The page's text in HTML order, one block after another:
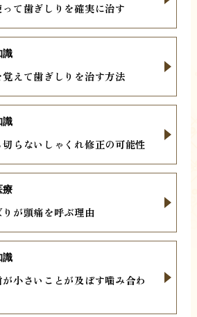
て歯ぎしりを確実に治す
えて歯ぎしりを治す方法
識
らないしゃくれ修正の可能性
識
が頭痛を呼ぶ理由
療
小さいことが及ぼす噛み合わ
識